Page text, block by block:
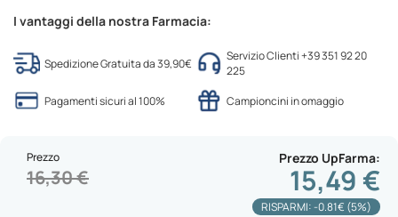
I vantaggi della nostra Farmacia:
Spedizione Gratuita da 39,90€
Servizio Clienti +39 351 92 20
225
Pagamenti sicuri al 100%
Campioncini in omaggio
Prezzo UpFarma
15,49 €
Prezzo
16,30 €
RISPARMI: -0.81€ (5%)